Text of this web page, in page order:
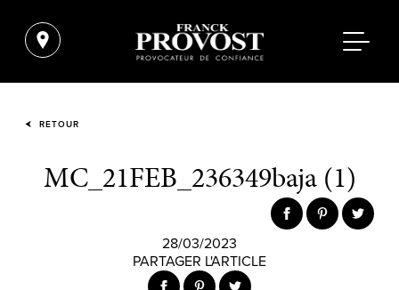
RETOUR
MC_21FEB_236349baja (1)
28/03/2023
PARTAGER L'ARTICLE